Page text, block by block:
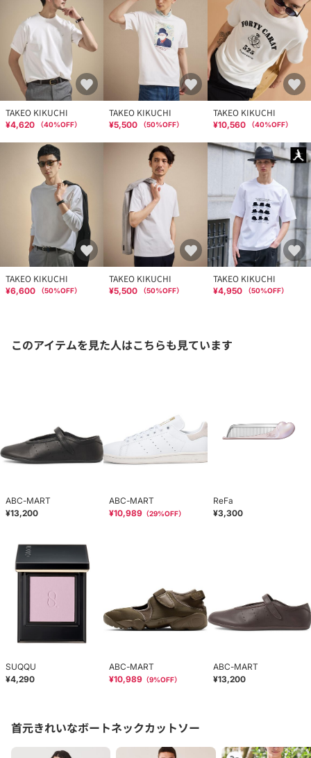
TAKEO KIKUCHI
¥4,620 （40%OFF）
TAKEO KIKUCHI
¥5,500 （50%OFF）
TAKEO KIKUCHI
¥10,560 （40%OFF）
TAKEO KIKUCHI
¥6,600 （50%OFF）
TAKEO KIKUCHI
¥5,500 （50%OFF）
TAKEO KIKUCHI
¥4,950 （50%OFF）